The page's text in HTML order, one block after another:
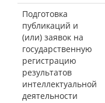
Подготовка
публикаций и
(или) заявок на
государственную
регистрацию
результатов
интеллектуальной
деятельности